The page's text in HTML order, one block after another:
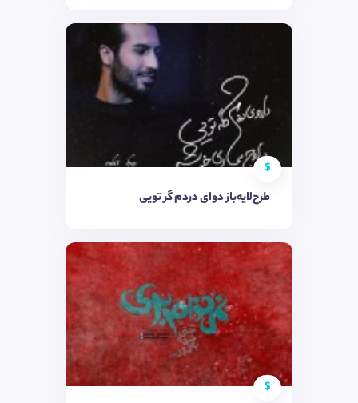
$
طرح‌لایه‌باز دوای دردم گر تویی
$